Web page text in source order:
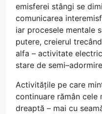
emisferei stângi se
comunicarea
iar procesele mentale
putere, creierul
alfa – activitate
stare de
Activitățile pe care
continuare rămân cele
dreaptă – mai cu